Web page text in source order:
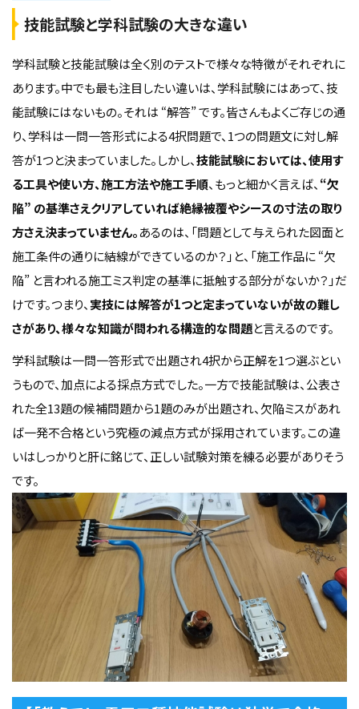
技能試験と学科試験の大きな違い
学科試験と技能試験は全く別のテストで様々な特徴がそれぞれに
あります。中でも最も注目したい違いは、学科試験にはあって、技
能試験にはないもの。それは “解答” です。皆さんもよくご存じの通
り、学科は一問一答形式による4択問題で、1つの問題文に対し解
答が1つと決まっていました。しかし、技能試験においては、使用す
る工具や使い方、施工方法や施工手順、もっと細かく言えば、“欠
陥” の基準さえクリアしていれば絶縁被覆やシースの寸法の取り
方さえ決まっていません。あるのは、「問題として与えられた図面と
施工条件の通りに結線ができているのか？」と、「施工作品に “欠
陥” と言われる施工ミス判定の基準に抵触する部分がないか？」だ
けです。つまり、実技には解答が1つと定まっていないが故の難し
さがあり、様々な知識が問われる構造的な問題と言えるのです。
学科試験は一問一答形式で出題され4択から正解を1つ選ぶとい
うもので、加点による採点方式でした。一方で技能試験は、公表さ
れた全13題の候補問題から1題のみが出題され、欠陥ミスがあれ
ば一発不合格という究極の減点方式が採用されています。この違
いはしっかりと肝に銘じて、正しい試験対策を練る必要がありそう
です。